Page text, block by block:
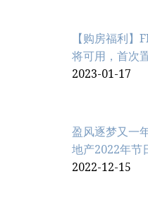
【购房福利】
将可用，首次
2023-01-17
盈风逐梦又一
地产2022年节
2022-12-15